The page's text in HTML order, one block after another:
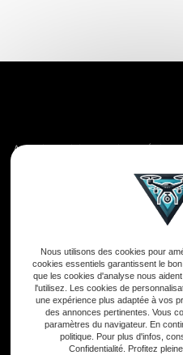
Accueil
06
Nous utilisons des cookies pour
cookies essentiels garantissent le
que les cookies d'analyse nous
l'utilisez. Les cookies de
une expérience plus adaptée à vos
des annonces pertinentes. Vous
paramètres du navigateur. En
politique. Pour plus d'infos,
Confidentialité. Profitez